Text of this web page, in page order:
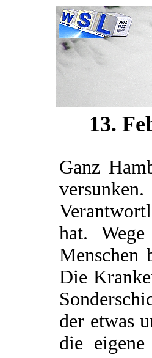
13.
Ganz
hat.
Menschen
Die
der etwas
die